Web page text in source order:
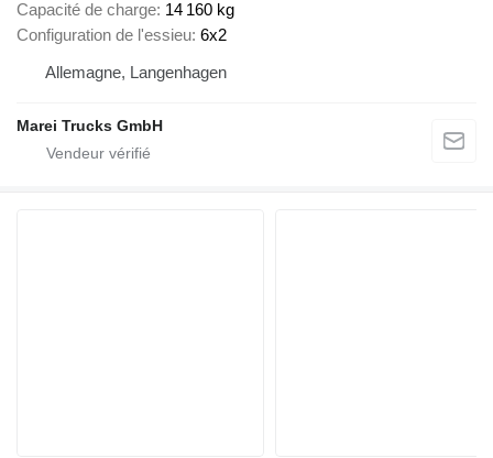
Capacité de charge 14 160 kg
Configuration de l'essieu 6x2
Allemagne, Langenhagen
Marei Trucks GmbH